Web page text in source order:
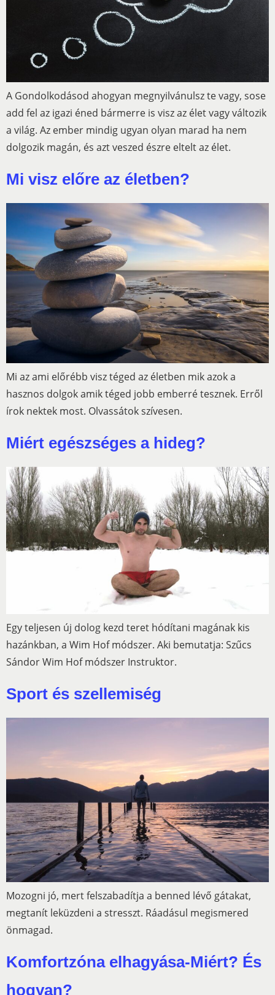
A Gondolkodásod ahogyan megnyilvánulsz te vagy, sose
add fel az igazi éned bármerre is visz az élet vagy változik
a világ. Az ember mindig ugyan olyan marad ha nem
dolgozik magán, és azt veszed észre eltelt az élet.
Mi visz előre az életben?
Mi az ami előrébb visz téged az életben mik azok a
hasznos dolgok amik téged jobb emberré tesznek. Erről
írok nektek most. Olvassátok szívesen.
Miért egészséges a hideg?
Egy teljesen új dolog kezd teret hódítani magának kis
hazánkban, a Wim Hof módszer. Aki bemutatja: Szűcs
Sándor Wim Hof módszer Instruktor.
Sport és szellemiség
Mozogni jó, mert felszabadítja a benned lévő gátakat,
megtanít leküzdeni a stresszt. Ráadásul megismered
önmagad.
Komfortzóna elhagyása-Miért? És
hogyan?